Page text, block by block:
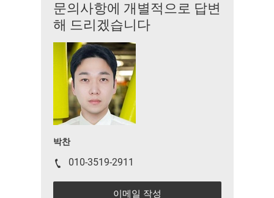
문의사항에 개별적으로 답변
해 드리겠습니다
박찬
010-3519-2911
이메일 작성